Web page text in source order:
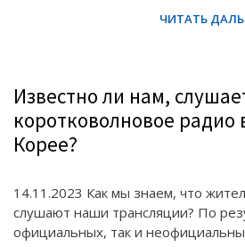
Известно ли нам,
коротковолновое радио
Корее?
14.11.2023 Как мы знаем, что
слушают наши трансляции? По
официальных, так и